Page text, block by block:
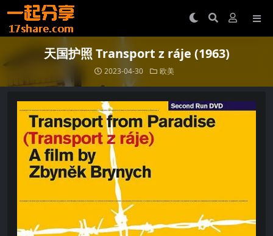
天国护照 Transport z ráje (1963)
2023-04-30 欧美